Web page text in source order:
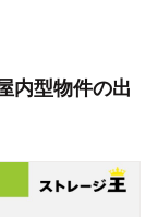
内型物件の出